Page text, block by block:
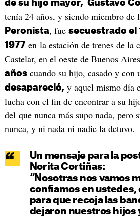
de su hijo mayor, Gustavo
tenía 24 años, y siendo miembro de
Peronista, fue secuestrado el
1977en la estación de trenes de la
Castelar, en el oeste de Buenos
añoscuando su hijo, casado y con
desapareció, y aquel mismo día
lucha con el fin de encontrar a su
del que nunca más supo nada, pero
nunca, y ni nada ni nadie la detuvo.
Un mensaje para la
Norita Cortiñas:
“Nosotras nos vamos
confiamos en ustedes,
para que recoja las
dejaron nuestros hijos